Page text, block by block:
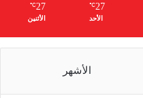
27
℃
الأحد
27
℃
الأثنين
الأشهر